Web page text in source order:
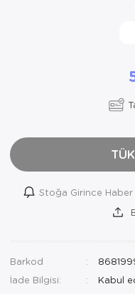
Stoğa Girince Haber
Barkod
İade Bilgisi: